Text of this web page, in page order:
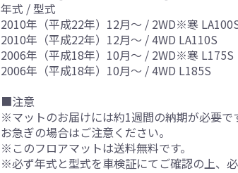
年式 / 型式
2010年（平成22年）12月～ / 2WD※寒
2010年（平成22年）12月～ / 4WD LA110S
2006年（平成18年）10月～ / 2WD※寒 L175S
2006年（平成18年）10月～ / 4WD L185S
■注意
※マットのお届けには約1週間の納期が必要
お急ぎの場合はご注意ください。
※このフロアマットは送料無料です。
※必ず年式と型式を車検証にてご確認の上、